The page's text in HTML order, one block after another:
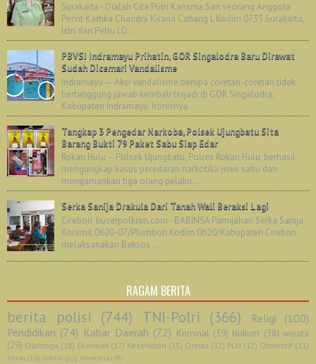
Surakarta - Dialah Cita Putri Karisma Sari seorang Anggota
Persit Kartika Chandra Kirana Cabang L Kodim 0735.Surakarta,
Istri dari Peltu I D...
PBVSI Indramayu Prihatin, GOR Singalodra Baru Dirawat
Sudah Dicemari Vandalisme
Indramayu — Aksi vandalisme berupa coretan-coretan tidak
bertanggung jawab kembali terjadi di GOR Singalodra,
Kabupaten Indramayu. Ironisnya...
Tangkap 3 Pengedar Narkoba, Polsek Ujungbatu Sita
Barang Bukti 79 Paket Sabu Siap Edar
Rokan Hulu – Polsek Ujungbatu, Polres Rokan Hulu, berhasil
mengungkap kasus peredaran narkotika jenis sabu dan
mengamankan tiga orang pelaku...
Serka Sanija Drakula Dari Tanah Wali Beraksi Lagi
Cirebon, buserpolkrim.com - BABINSA Pamijahan Serka Sanija
Koramil 0620-07/Plumbon Kodim 0620/Kabupaten Cirebon
melaksanakan Baksos ...
RAGAM BERITA
berita polisi (744) TNI-Polri (366) Religi
(100)
Pendidikan (74) Kabar Daerah (72) Kriminal (39) Hukum (38) wisata
(29) Olahraga (18) Ekonomi (17) Kesehatan (15) Ormas (12) PLN (12) Otomotif (11)
Miras (10) Politik (10) Advetorial (9)